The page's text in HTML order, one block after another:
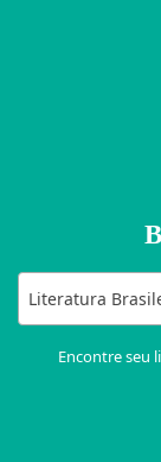
Literatura
Encontre seu